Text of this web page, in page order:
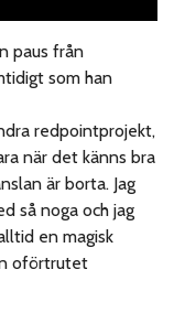
paus från
som han
redpointprojekt,
när det känns bra
är borta. Jag
så noga och jag
en magisk
oförtrutet